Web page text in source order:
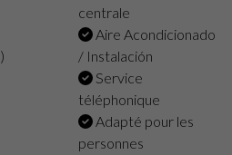
)
centrale
Aire Acondicionado
/ Instalación
Service
téléphonique
Adapté pour les
personnes